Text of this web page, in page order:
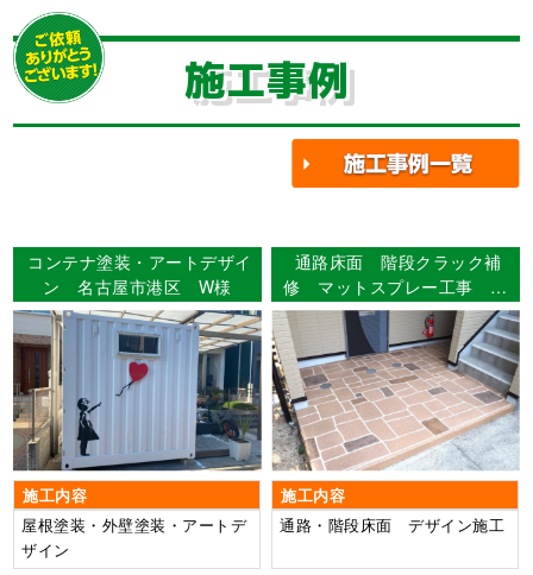
施工事例
コンテナ塗装・アートデザイ
ン 名古屋市港区 W様
施工内容
屋根塗装・外壁塗装・アートデ
ザイン
通路床面 階段クラック補
修 マットスプレー工事 名
古屋市北区 アパート様
施工内容
通路・階段床面 デザイン施工